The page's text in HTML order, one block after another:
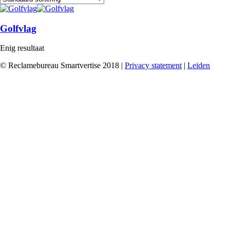
Golfvlag
Enig resultaat
© Reclamebureau Smartvertise 2018 | Privacy statement | Leiden